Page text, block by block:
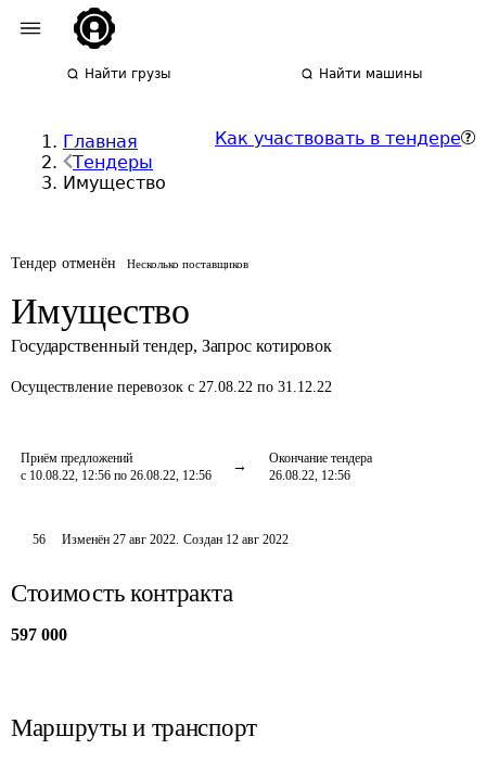
Найти грузы Найти машины
Главная
Тендеры
Имущество
Как участвовать в тендере
Тендер отменён Несколько поставщиков
Имущество
Государственный тендер, Запрос котировок
Осуществление перевозок с 27.08.22 по 31.12.22
Приём предложений
с 10.08.22, 12:56 по 26.08.22, 12:56
Окончание тендера
26.08.22, 12:56
56 Изменён27 авг 2022. Создан 12 авг 2022
Стоимость контракта
597 000
Маршруты и транспорт